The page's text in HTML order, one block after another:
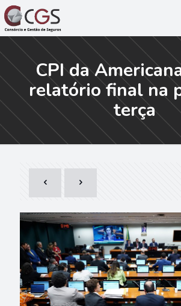
CPI da
relatório final na
terça